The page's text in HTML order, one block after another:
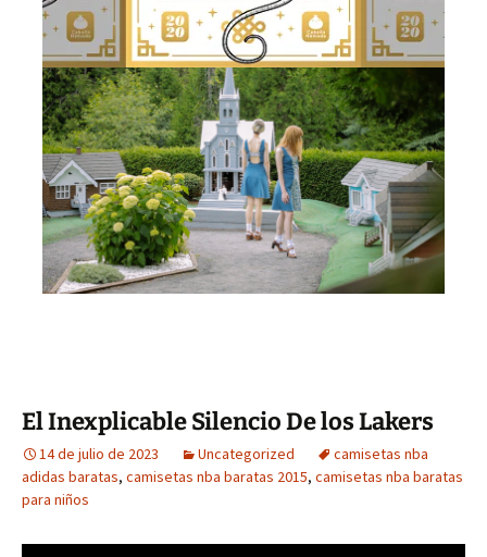
El Inexplicable Silencio De los Lakers
14 de julio de 2023 Uncategorized
camisetas nba
adidas baratas, camisetas nba baratas 2015, camisetas nba baratas
para niños